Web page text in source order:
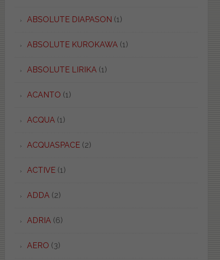
ABSOLUTE DIAPASON (1)
ABSOLUTE KUROKAWA(1)
ABSOLUTE LIRIKA(1)
ACANTO (1)
ACQUA(1)
ACQUASPACE(2)
ACTIVE(1)
ADDA(2)
ADRIA(6)
AERO (3)